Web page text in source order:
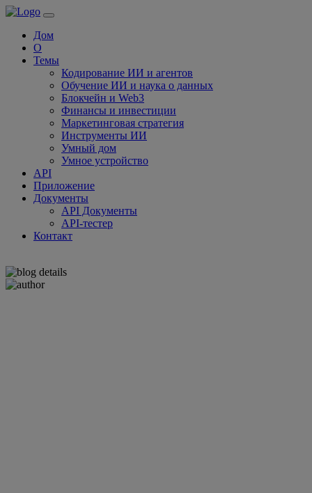
Дом
О
Темы
Кодирование ИИ и агентов
Обучение ИИ и наука о данных
Блокчейн и Web3
Финансы и инвестиции
Маркетинговая стратегия
Инструменты ИИ
Умный дом
Умное устройство
API
Приложение
Документы
API Документы
API-тестер
Контакт